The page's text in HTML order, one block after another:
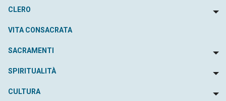
CLERO
VITA CONSACRATA
SACRAMENTI
SPIRITUALITÀ
CULTURA